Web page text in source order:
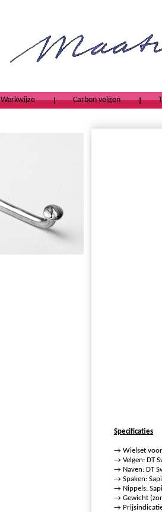
Carbon velgen
Werkwijze
Specificaties
→ Wielset
→ Velgen: DT
→ Naven: DT
→ Spaken:
→ Nippels:
→ Gewicht
→